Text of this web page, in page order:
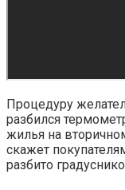
Процедуру
разбился
жилья на
скажет
разбито